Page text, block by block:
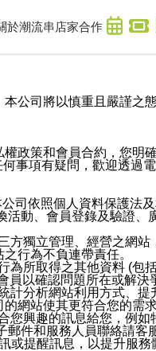
於潮流串 店家合作
公司將以慎重且嚴謹之
政策和會員合約，您明
事項有疑問，歡迎透過
司依照個人資料保護法
活動、會員登錄及驗證、
方獨立管理、經營之網站
行為不負連帶責任。
為所取得之其他資料 (包
以確認問題所在或解決
計分析網站利用方式、提
網站使其更符合您的需求
您興趣的訊息給您，例如
件和服務人員聯絡請客
或提醒訊息，以提升服務